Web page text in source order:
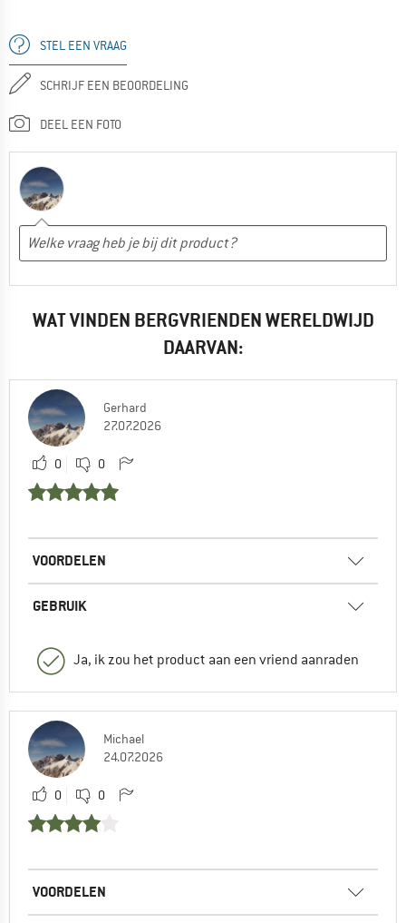
STEL EEN VRAAG
SCHRIJF EEN BEOORDELING
DEEL EEN FOTO
WAT VINDEN BERGVRIENDEN WERELDWIJD
DAARVAN:
Gerhard
27.07.2026
0 0
VOORDELEN
GEBRUIK
Ja, ik zou het product aan een vriend aanraden
Michael
24.07.2026
0 0
VOORDELEN